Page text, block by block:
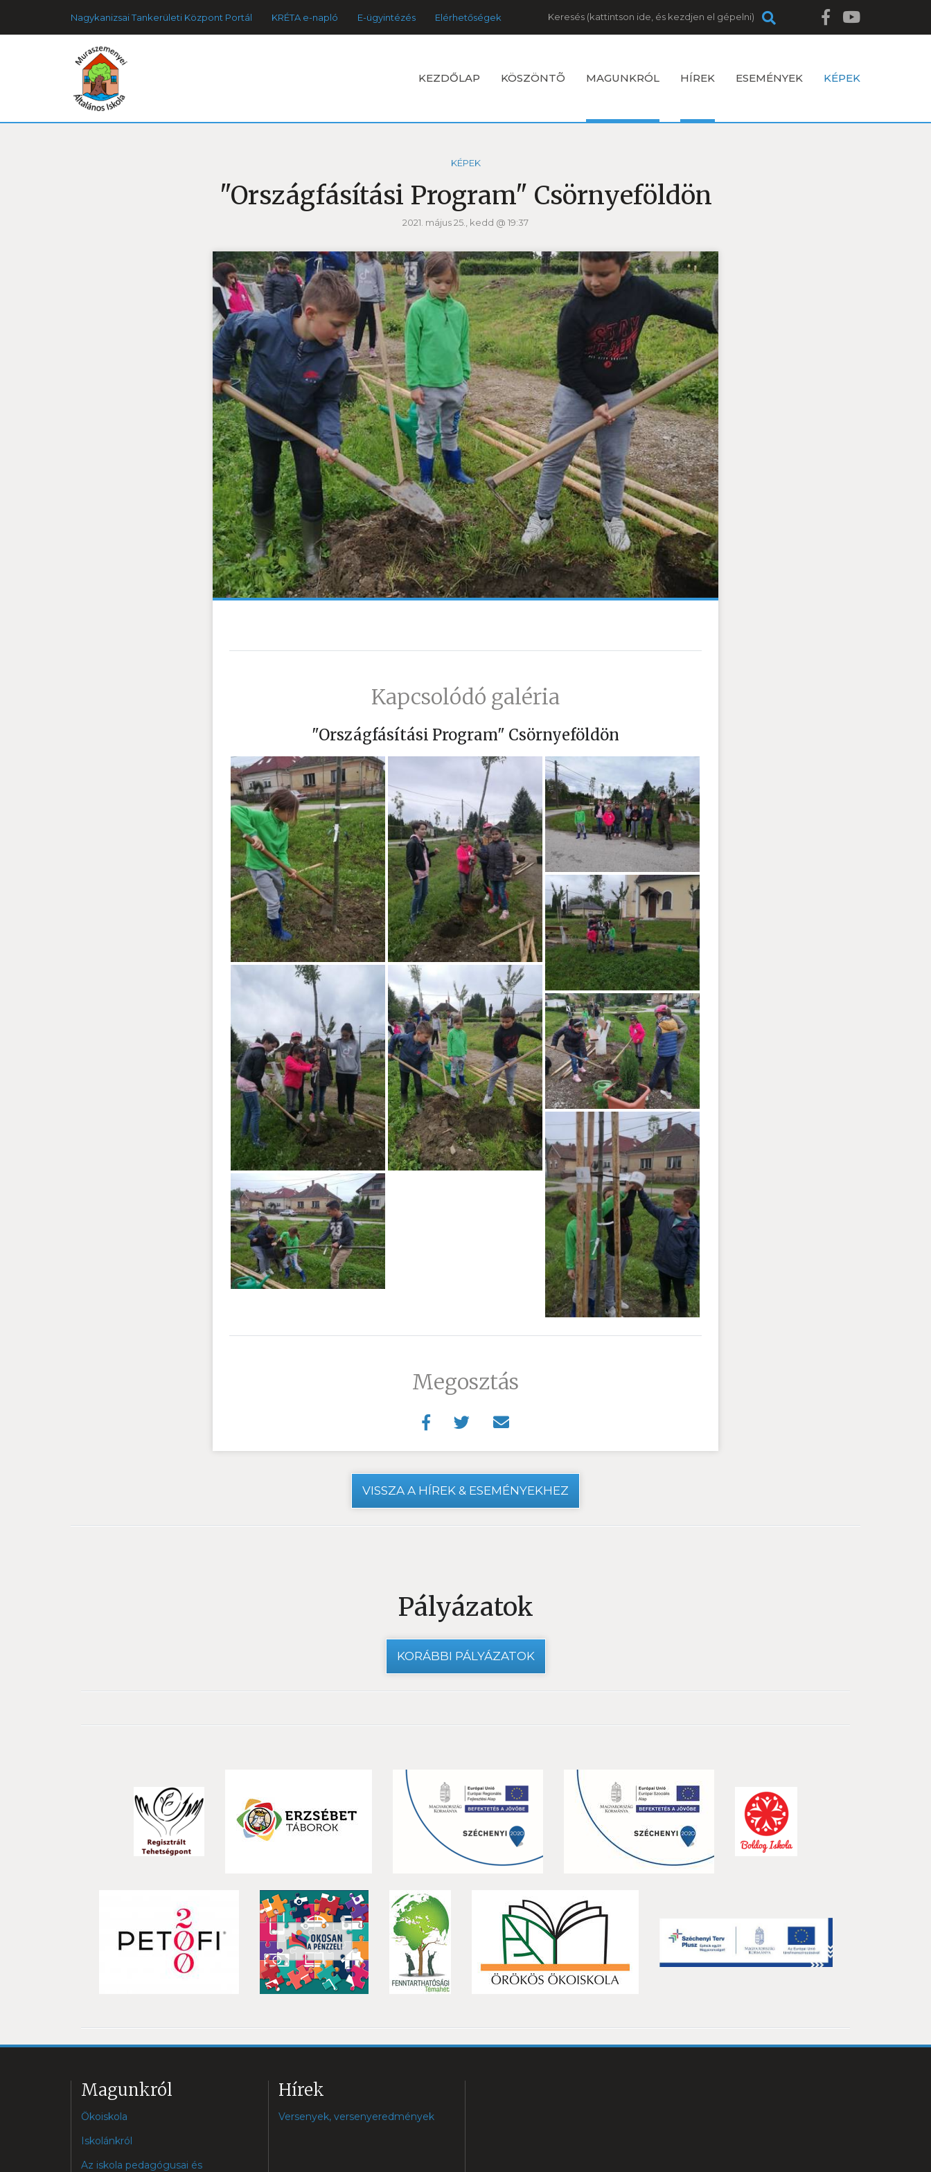
Nagykanizsai Tankerületi Központ Portál KRÉTA e-napló E-ügyintézés Elérhetőségek Keresés
KEZDŐLAP KÖSZÖNTÕ MAGUNKRÓL HÍREK ESEMÉNYEK KÉPEK
KÉPEK
"Országfásítási Program" Csörnyeföldön
2021. május 25., kedd @ 19:37
Kapcsolódó galéria
"Országfásítási Program" Csörnyeföldön
Megosztás
VISSZA A HÍREK & ESEMÉNYEKHEZ
Pályázatok
KORÁBBI PÁLYÁZATOK
Magunkról
Ökoiskola
Iskolánkról
Az iskola pedagógusai és
Hírek
Versenyek, versenyeredmények